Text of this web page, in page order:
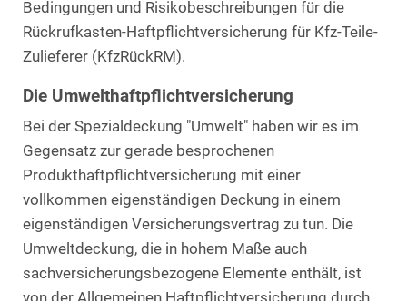
Bedingungen und Risikobeschreibungen für die
Rückrufkasten-Haftpflichtversicherung für Kfz-Teile-
Zulieferer (KfzRückRM).
Die Umwelthaftpflichtversicherung
Bei der Spezialdeckung "Umwelt" haben wir es im
Gegensatz zur gerade besprochenen
Produkthaftpflichtversicherung mit einer
vollkommen eigenständigen Deckung in einem
eigenständigen Versicherungsvertrag zu tun. Die
Umweltdeckung, die in hohem Maße auch
sachversicherungsbezogene Elemente enthält, ist
von der Allgemeinen Haftpflichtversicherung durch